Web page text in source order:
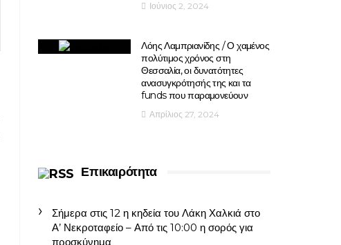
Ιούνιος 2, 2024
Λόης Λαμπριανίδης / Ο χαμένος
πολύτιμος χρόνος στη
Θεσσαλία, οι δυνατότητες
ανασυγκρότησής της και τα
funds που παραμονεύουν
Απρίλιος 27, 2024
Επικαιρότητα
Σήμερα στις 12 η κηδεία του Λάκη Χαλκιά στο
Α’ Νεκροταφείο – Από τις 10:00 η σορός για
προσκύνημα